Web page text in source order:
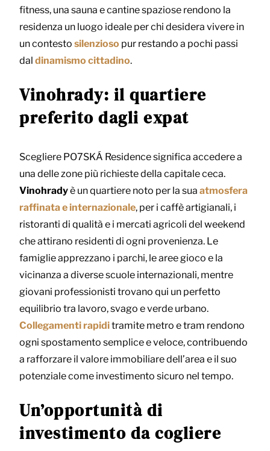
fitness, una sauna e cantine spaziose rendono la
residenza un luogo ideale per chi desidera vivere in
un contesto silenzioso pur restando a pochi passi
dal dinamismo cittadino.
Vinohrady: il quartiere
preferito dagli expat
Scegliere PO7SKÁ Residence significa accedere a
una delle zone più richieste della capitale ceca.
Vinohradyè un quartiere noto per la sua atmosfera
raffinata e internazionale, per i caffè artigianali, i
ristoranti di qualità e i mercati agricoli del weekend
che attirano residenti di ogni provenienza. Le
famiglie apprezzano i parchi, le aree gioco e la
vicinanza a diverse scuole internazionali, mentre
giovani professionisti trovano qui un perfetto
equilibrio tra lavoro, svago e verde urbano.
Collegamenti rapiditramite metro e tram rendono
ogni spostamento semplice e veloce, contribuendo
a rafforzare il valore immobiliare dell’area e il suo
potenziale come investimento sicuro nel tempo.
Un’opportunità di
investimento da cogliere